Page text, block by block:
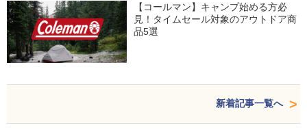
【コールマン】キャンプ始める方必
見！タイムセール対象のアウトドア商
品5選
新着記事一覧へ